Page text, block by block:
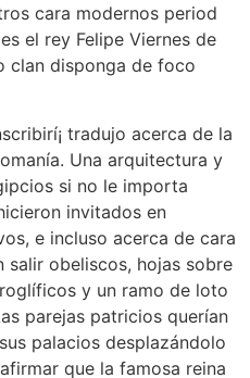
cara modernos period
el rey Felipe Viernes de
clan disponga de foco
tradujo acerca de la
Una arquitectura y
si no le importa
invitados en
e incluso acerca de cara
salir obeliscos, hojas sobre
y un ramo de loto
parejas patricios querían
palacios desplazándolo
que la famosa reina